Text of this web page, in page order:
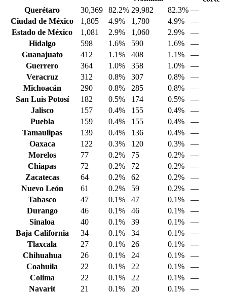
Querétaro
30,369 82.2% 29,982 82.3% —
Ciudad de México
1,805 4.9% 1,780 4.9%
—
Estado de México
1,081 2.9% 1,060 2.9%
—
Hidalgo
598 1.6% 590 1.6%
—
Guanajuato
412 1.1% 408 1.1%
—
Guerrero
364 1.0% 358 1.0%
—
Veracruz
312 0.8% 307 0.8%
—
Michoacán
290 0.8% 285 0.8%
—
San Luis Potosí
182 0.5% 174 0.5%
—
Jalisco
157 0.4% 155 0.4%
—
Puebla
159 0.4% 155 0.4%
—
Tamaulipas
139 0.4% 136 0.4%
—
Oaxaca
122 0.3% 120 0.3%
—
Morelos
77 0.2% 75 0.2%
—
Chiapas
72 0.2% 72 0.2%
—
Zacatecas
64 0.2% 62 0.2%
—
Nuevo León
61 0.2% 59 0.2%
—
Tabasco
47 0.1% 47 0.1%
—
Durango
46 0.1% 46 0.1%
—
Sinaloa
40 0.1% 39 0.1%
—
Baja California
34 0.1% 34 0.1%
—
Tlaxcala
27 0.1% 26 0.1%
—
Chihuahua
26 0.1% 24 0.1%
—
Coahuila
22 0.1% 22 0.1%
—
Colima
22 0.1% 22 0.1%
—
Nayarit
21 0.1% 20 0.1% —